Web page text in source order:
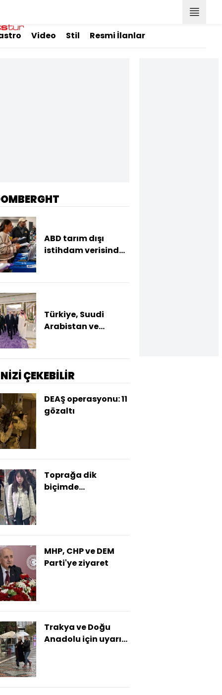
Video Stil Resmi İlanlar
ABD tarım dışı
istihdam verisinde
Türkiye, Suudi
Arabistan ve
anlaşması imzaladı
ÇEKEBİLİR
DEAŞ operasyonu: 11
gözaltı
Toprağa dik
biçimde
MHP, CHP ve DEM
Parti'ye ziyaret
Trakya ve Doğu
Anadolu için uyarı!